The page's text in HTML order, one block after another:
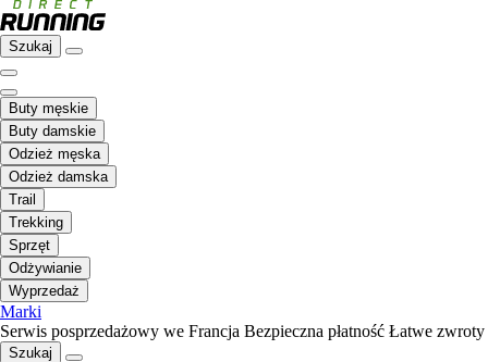
Szukaj
Buty męskie
Buty damskie
Odzież męska
Odzież damska
Trail
Trekking
Sprzęt
Odżywianie
Wyprzedaż
Marki
Serwis posprzedażowy we Francja Bezpieczna płatność Łatwe zwroty
Szukaj